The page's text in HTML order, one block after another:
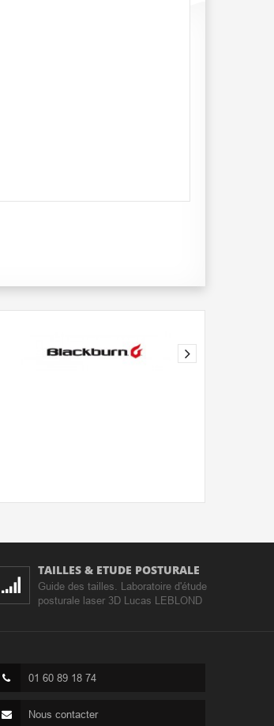
TAILLES & ETUDE POSTURALE
Guide des tailles. Laboratoire d'étude
posturale laser 3D Lucas LEBLOND
01 60 89 18 74
Nous contacter